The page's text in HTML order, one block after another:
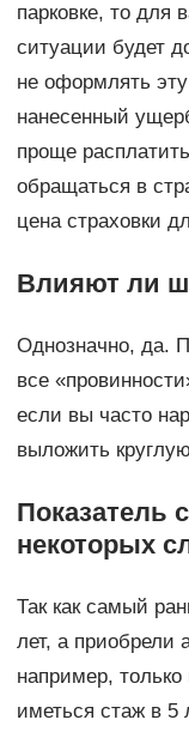
парковке, то для
ситуации будет
не оформлять
нанесенный
проще
обращаться в
цена страховки
Влияют ли
Однозначно, да.
все
если вы часто
выложить
Показатель
некоторых
Так как самый
лет, а приобрели
например, только
иметься стаж в 5